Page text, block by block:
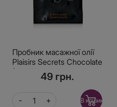
Пробник масажної олії
Plaisirs Secrets Chocolate
(3 мл)
49 грн.
В кошик